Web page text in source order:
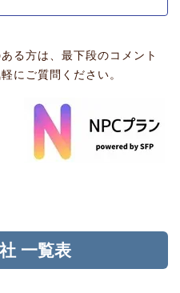
る方は、最下段のコメント
にご質問ください。
一覧表